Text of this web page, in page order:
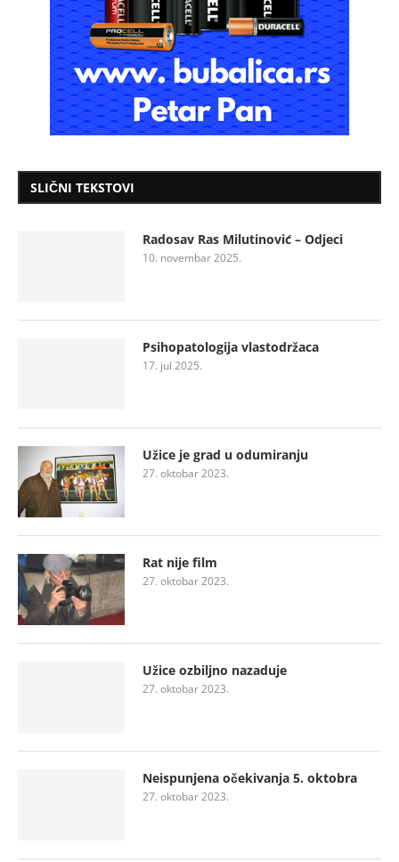
SLIČNI TEKSTOVI
Radosav Ras Milutinović – Odjeci
10. novembar 2025.
Psihopatologija vlastodržaca
17. jul 2025.
Užice je grad u odumiranju
27. oktobar 2023.
Rat nije film
27. oktobar 2023.
Užice ozbiljno nazaduje
27. oktobar 2023.
Neispunjena očekivanja 5. oktobra
27. oktobar 2023.